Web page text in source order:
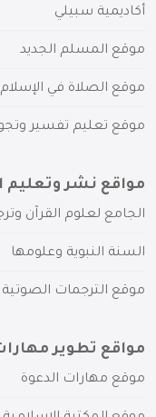
أكاديمية سبيلي
موقع المسلم الجديد
موقع الصلاة في الإسلام
موقع تعليم تفسير
مواقع نشر وتعليم
الجامع لعلوم القرآن
السنة النبوية وعلومها
موقع الترجمات الصوتية
مواقع تطوير
موقع مهارات الدعوة